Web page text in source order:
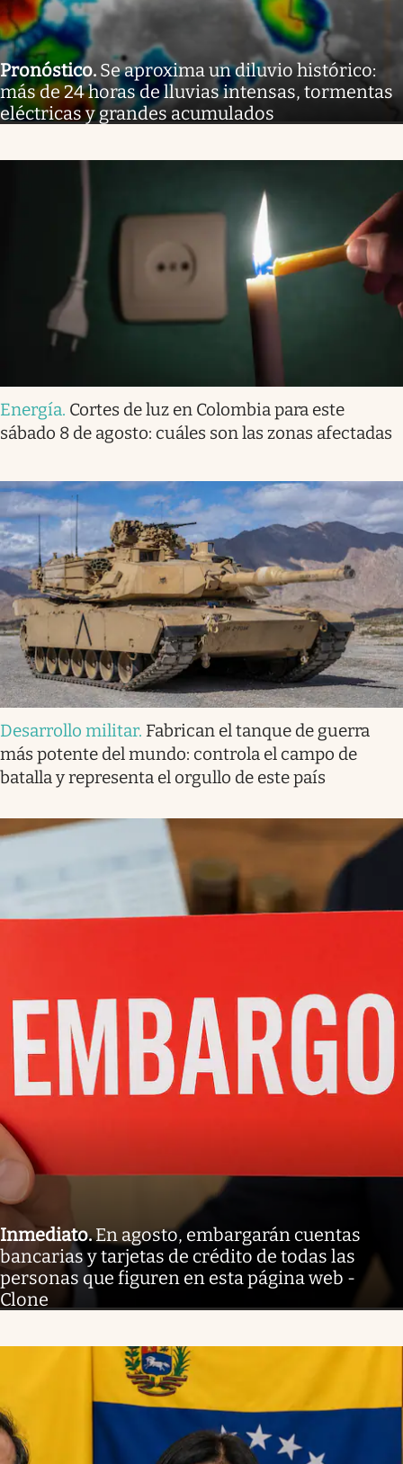
Pronóstico. Se aproxima un diluvio histórico:
más de 24 horas de lluvias intensas, tormentas
eléctricas y grandes acumulados
Energía. Cortes de luz en Colombia para este
sábado 8 de agosto: cuáles son las zonas afectadas
Desarrollo militar. Fabrican el tanque de guerra
más potente del mundo: controla el campo de
batalla y representa el orgullo de este país
Inmediato.En agosto, embargarán cuentas
bancarias y tarjetas de crédito de todas las
personas que figuren en esta página web -
Clone